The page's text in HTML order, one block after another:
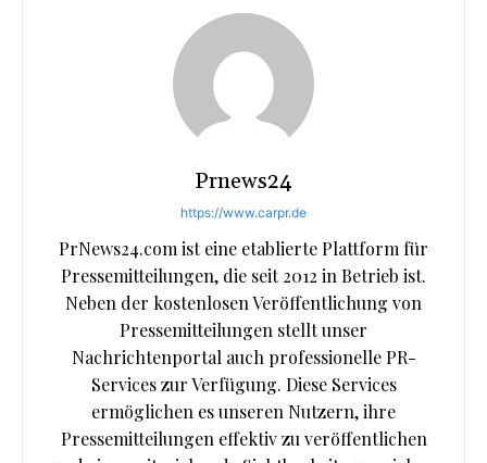
Prnews24
https://www.carpr.de
PrNews24.com ist eine etablierte Plattform für
Pressemitteilungen, die seit 2012 in Betrieb ist.
Neben der kostenlosen Veröffentlichung von
Pressemitteilungen stellt unser
Nachrichtenportal auch professionelle PR-
Services zur Verfügung. Diese Services
ermöglichen es unseren Nutzern, ihre
Pressemitteilungen effektiv zu veröffentlichen